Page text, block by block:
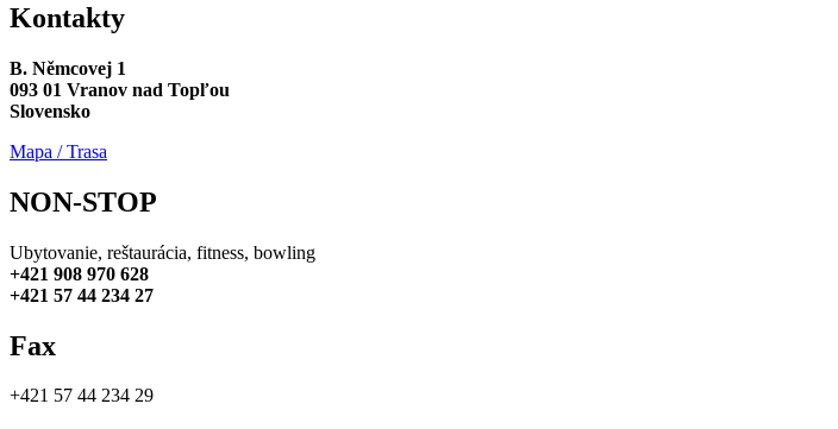
Kontakty
B. Němcovej 1
093 01 Vranov nad Topľou
Slovensko
Mapa / Trasa
NON-STOP
Ubytovanie, reštaurácia, fitness, bowling
+421 908 970 628
+421 57 44 234 27
Fax
+421 57 44 234 29